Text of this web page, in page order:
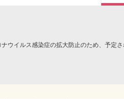
ナウイルス感染症の拡大防止のため、予定